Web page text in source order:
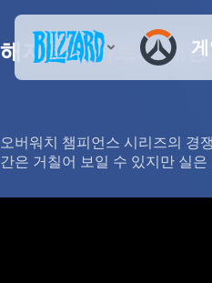
해저드의 아트와 배경
오버워치 챔피언스 시리즈의 경
간은 거칠어 보일 수 있지만 실